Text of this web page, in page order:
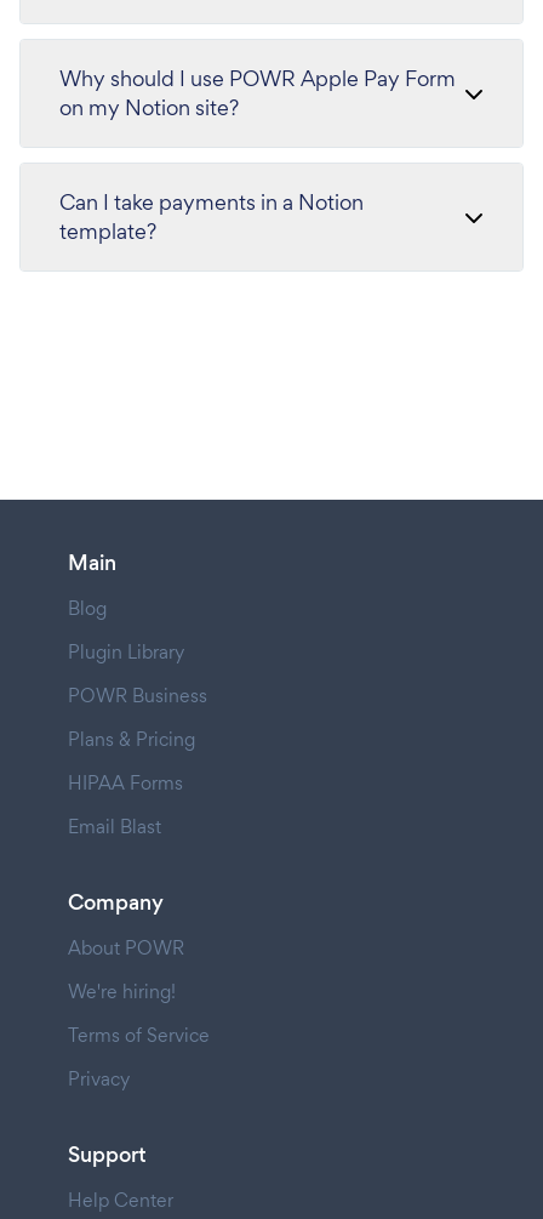
Why should I use POWR Apple Pay Form
on my Notion site?
Can I take payments in a Notion
template?
Main
Blog
Plugin Library
POWR Business
Plans & Pricing
HIPAA Forms
Email Blast
Company
About POWR
We're hiring!
Terms of Service
Privacy
Support
Help Center